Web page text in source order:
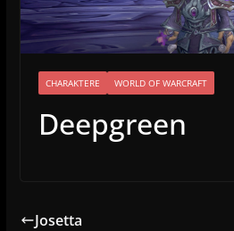
CHARAKTERE WORLD OF WARCRAFT
Deepgreen
Josetta